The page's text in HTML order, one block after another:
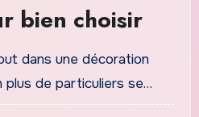
bien choisir
dans une décoration
plus de particuliers se…